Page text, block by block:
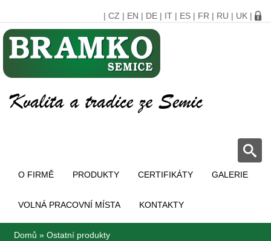
| CZ | EN | DE | IT | ES | FR | RU | UK |
O FIRMĚ PRODUKTY CERTIFIKÁTY GALERIE
VOLNÁ PRACOVNÍ MÍSTA KONTAKTY
Domů » Ostatní produkty